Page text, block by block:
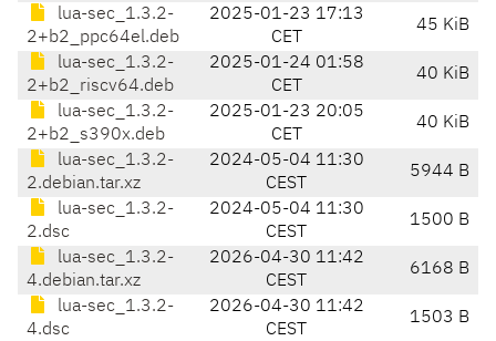
lua-sec_1.3.2-
2+b2_ppc64el.deb
2025-01-23 17:13
CET
45 KiB
lua-sec_1.3.2-
2+b2_riscv64.deb
2025-01-24 01:58
CET
40 KiB
lua-sec_1.3.2-
2+b2_s390x.deb
2025-01-23 20:05
CET
40 KiB
lua-sec_1.3.2-
2.debian.tar.xz
2024-05-04 11:30
CEST
5944 B
lua-sec_1.3.2-
2.dsc
2024-05-04 11:30
CEST
1500 B
lua-sec_1.3.2-
4.debian.tar.xz
2026-04-30 11:42
CEST
6168 B
lua-sec_1.3.2-
4.dsc
2026-04-30 11:42
CEST
1503 B